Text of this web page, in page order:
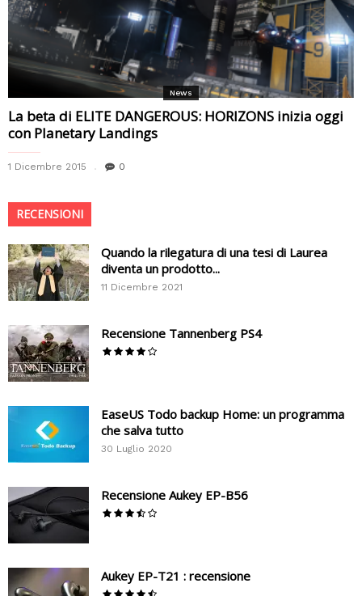
News
La beta di ELITE DANGEROUS: HORIZONS inizia oggi
con Planetary Landings
1 Dicembre 2015 0
RECENSIONI
Quando la rilegatura di una tesi di Laurea
diventa un prodotto...
11 Dicembre 2021
Recensione Tannenberg PS4
EaseUS Todo backup Home: un programma
che salva tutto
30 Luglio 2020
Recensione Aukey EP-B56
Aukey EP-T21 : recensione